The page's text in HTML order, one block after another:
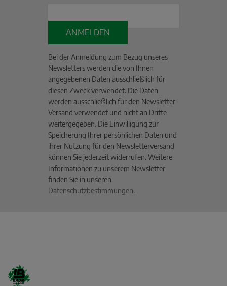
ANMELDEN
Bei der Anmeldung zum Bezug unseres
Newsletters werden die von Ihnen
angegebenen Daten ausschließlich für
diesen Zweck verwendet. Die Daten
werden ausschließlich für den Newsletter-
Versand verwendet und nicht an Dritte
weitergegeben. Die Einwilligung zur
Speicherung Ihrer persönlichen Daten und
ihrer Nutzung für den Newsletterversand
können Sie jederzeit widerrufen. Weitere
Informationen zu unserem Newsletter
finden Sie in unseren
Datenschutzbestimmungen.